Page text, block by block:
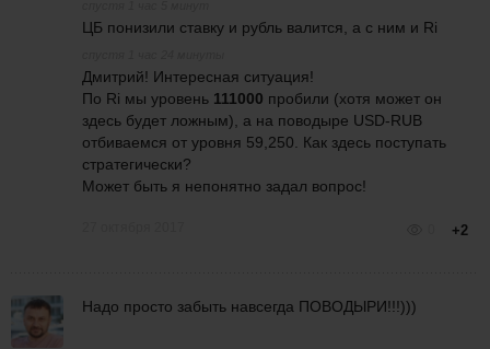
ЦБ понизили ставку и рубль валится, а с ним и Ri
Дмитрий! Интересная ситуация!
По Ri мы уровень 111000 пробили (хотя может он
здесь будет ложным), а на поводыре USD-RUB
отбиваемся от уровня 59,250. Как здесь поступать
стратегически?
Может быть я непонятно задал вопрос!
+2
Надо просто забыть навсегда ПОВОДЫРИ!!!)))